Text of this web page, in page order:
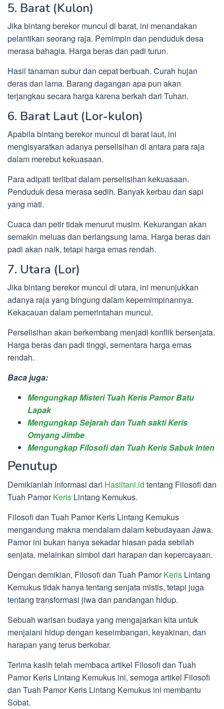
5. Barat (Kulon)
Jika bintang berekor muncul di barat, ini menandakan
pelantikan seorang raja. Pemimpin dan penduduk desa
merasa bahagia. Harga beras dan padi turun.
Hasil tanaman subur dan cepat berbuah. Curah hujan
deras dan lama. Barang dagangan apa pun akan
terjangkau secara harga karena berkah dari Tuhan.
6. Barat Laut (Lor-kulon)
Apabila bintang berekor muncul di barat laut, ini
mengisyaratkan adanya perselisihan di antara para raja
dalam merebut kekuasaan.
Para adipati terlibat dalam perselisihan kekuasaan.
Penduduk desa merasa sedih. Banyak kerbau dan sapi
yang mati.
Cuaca dan petir tidak menurut musim. Kekurangan akan
semakin meluas dan berlangsung lama. Harga beras dan
padi akan naik, tetapi harga emas rendah.
7. Utara (Lor)
Jika bintang berekor muncul di utara, ini menunjukkan
adanya raja yang bingung dalam kepemimpinannya.
Kekacauan dalam pemerintahan muncul.
Perselisihan akan berkembang menjadi konflik bersenjata.
Harga beras dan padi tinggi, sementara harga emas
rendah.
Baca juga:
Mengungkap Misteri Tuah Keris Pamor Batu
Lapak
Mengungkap Sejarah dan Tuah sakti Keris
Omyang Jimbe
Mengungkap Filosofi dan Tuah Keris Sabuk Inten
Penutup
Demikianlah informasi dari Hasiltani.id tentang Filosofi dan
Tuah PamorKeris Lintang Kemukus.
Filosofi dan Tuah Pamor Keris Lintang Kemukus
mengandung makna mendalam dalam kebudayaan Jawa.
Pamor ini bukan hanya sekadar hiasan pada sebilah
senjata, melainkan simbol dari harapan dan kepercayaan.
Dengan demikian, Filosofi dan Tuah PamorKeris Lintang
Kemukus tidak hanya tentang senjata mistis, tetapi juga
tentang transformasi jiwa dan pandangan hidup.
Sebuah warisan budaya yang mengajarkan kita untuk
menjalani hidup dengan keseimbangan, keyakinan, dan
harapan yang terus berkobar.
Terima kasih telah membaca artikel Filosofi dan Tuah
Pamor Keris Lintang Kemukus ini, semoga artikel Filosofi
dan Tuah Pamor Keris Lintang Kemukus ini membantu
Sobat.